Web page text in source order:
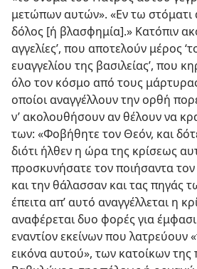
μετώπων αυτών». «Εν τω στόματι
δόλος [ή βλασφημία].» Κατόπιν
αγγελίες’, που αποτελούν μέρος
ευαγγελίου της βασιλείας’, που
όλο τον κόσμο από τους
οποίοι αναγγέλλουν την ορθή
ν’ ακολουθήσουν αν θέλουν να
των: «Φοβήθητε τον Θεόν, και
διότι ήλθεν η ώρα της κρίσεως
προσκυνήσατε τον ποιήσαντα
και την θάλασσαν και τας πηγάς
έπειτα απ’ αυτό αναγγέλλεται η
αναφέρεται δυο φορές για
εναντίον εκείνων που λατρεύουν
εικόνα αυτού», των κατοίκων της